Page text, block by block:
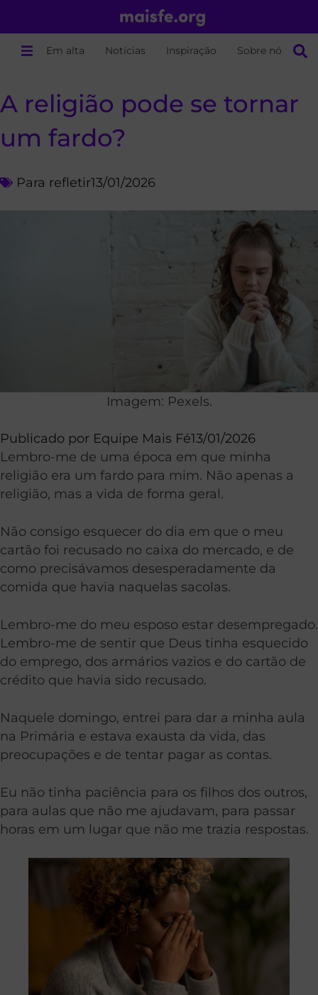
Em alta Notícias Inspiração Sobre nós
A religião pode se tornar
um fardo?
Para refletir13/01/2026
Imagem: Pexels.
Publicado por Equipe Mais Fé13/01/2026
Lembro-me de uma época em que minha
religião era um fardo para mim. Não apenas a
religião, mas a vida de forma geral.
Não consigo esquecer do dia em que o meu
cartão foi recusado no caixa do mercado, e de
como precisávamos desesperadamente da
comida que havia naquelas sacolas.
Lembro-me do meu esposo estar desempregado.
Lembro-me de sentir que Deus tinha esquecido
do emprego, dos armários vazios e do cartão de
crédito que havia sido recusado.
Naquele domingo, entrei para dar a minha aula
na Primária e estava exausta da vida, das
preocupações e de tentar pagar as contas.
Eu não tinha paciência para os filhos dos outros,
para aulas que não me ajudavam, para passar
horas em um lugar que não me trazia respostas.